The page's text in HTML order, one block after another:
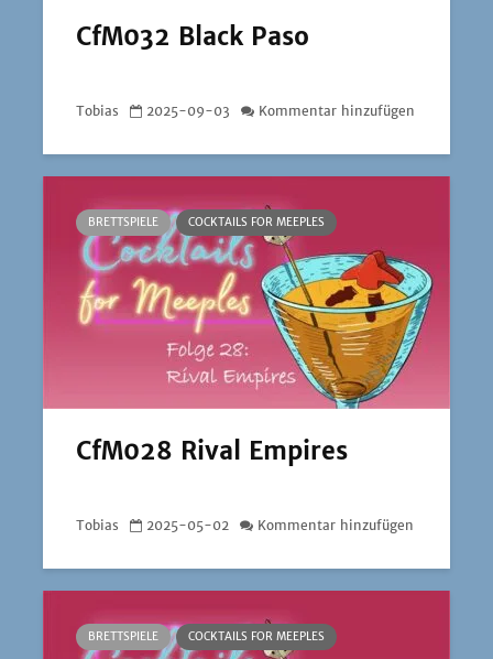
CfM032 Black Paso
Tobias 2025-09-03 Kommentar hinzufügen
BRETTSPIELE COCKTAILS FOR MEEPLES
CfM028 Rival Empires
Tobias 2025-05-02 Kommentar hinzufügen
BRETTSPIELE COCKTAILS FOR MEEPLES